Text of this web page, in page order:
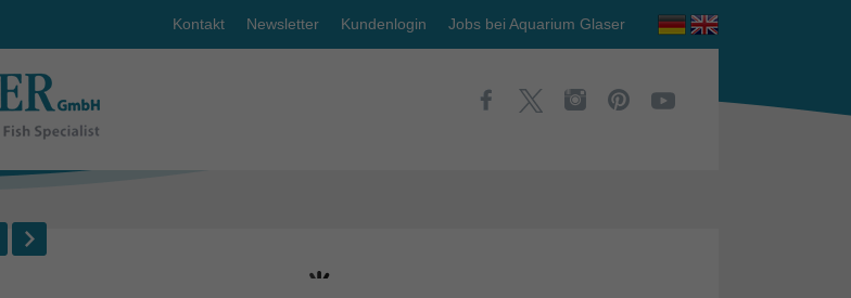
Kontakt Newsletter Kundenlogin Jobs bei Aquarium Glaser